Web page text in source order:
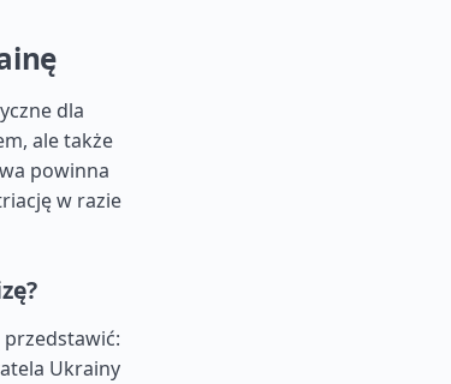
dla
ale także
powinna
w razie
Ukrainy